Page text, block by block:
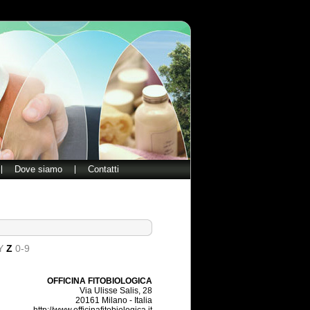
Dove siamo Contatti
Z 0-9
OFFICINA FITOBIOLOGICA
Via Ulisse Salis, 28
20161 Milano - Italia